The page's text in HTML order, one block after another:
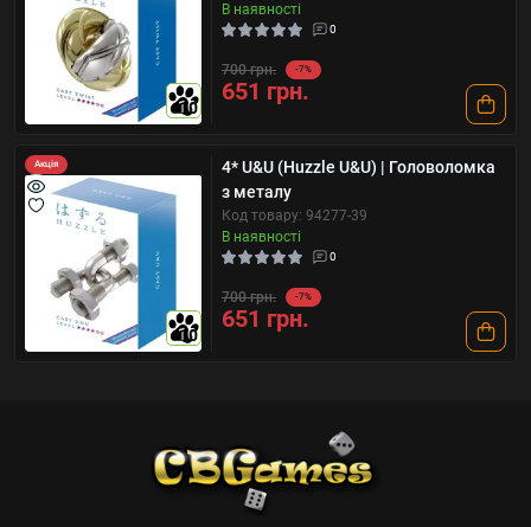
10
В наявності
0
700 грн. -7%
651 грн.
Акція
10
4* U&U (Huzzle U&U) | Головоломка
з металу
Код товару: 94277-39
В наявності
0
700 грн. -7%
651 грн.